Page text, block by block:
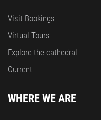
Visit Bookings
Virtual Tours
Explore the cathedral
Current
WHERE WE ARE